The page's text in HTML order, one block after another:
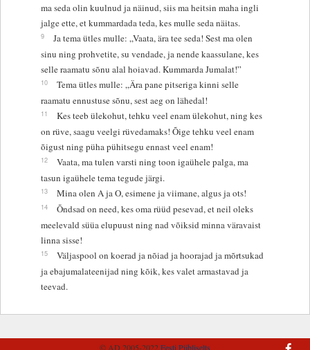
ma seda olin kuulnud ja näinud, siis ma heitsin maha ingli
jalge ette, et kummardada teda, kes mulle seda näitas.
9
Ja tema ütles mulle: „Vaata, ära tee seda! Sest ma olen
sinu ning prohvetite, su vendade, ja nende kaassulane, kes
selle raamatu sõnu alal hoiavad. Kummarda Jumalat!”
10
Tema ütles mulle: „Ära pane pitseriga kinni selle
raamatu ennustuse sõnu, sest aeg on lähedal!
11
Kes teeb ülekohut, tehku veel enam ülekohut, ning kes
on rüve, saagu veelgi rüvedamaks! Õige tehku veel enam
õigust ning püha pühitsegu ennast veel enam!
12
Vaata, ma tulen varsti ning toon igaühele palga, ma
tasun igaühele tema tegude järgi.
13 Mina olen A ja O, esimene ja viimane, algus ja ots!
14
Õndsad on need, kes oma rüüd pesevad, et neil oleks
meelevald süüa elupuust ning nad võiksid minna väravaist
linna sisse!
15
Väljaspool on koerad ja nõiad ja hoorajad ja mõrtsukad
ja ebajumalateenijad ning kõik, kes valet armastavad ja
teevad.
© AD 2005-2022Eesti Piibliselts